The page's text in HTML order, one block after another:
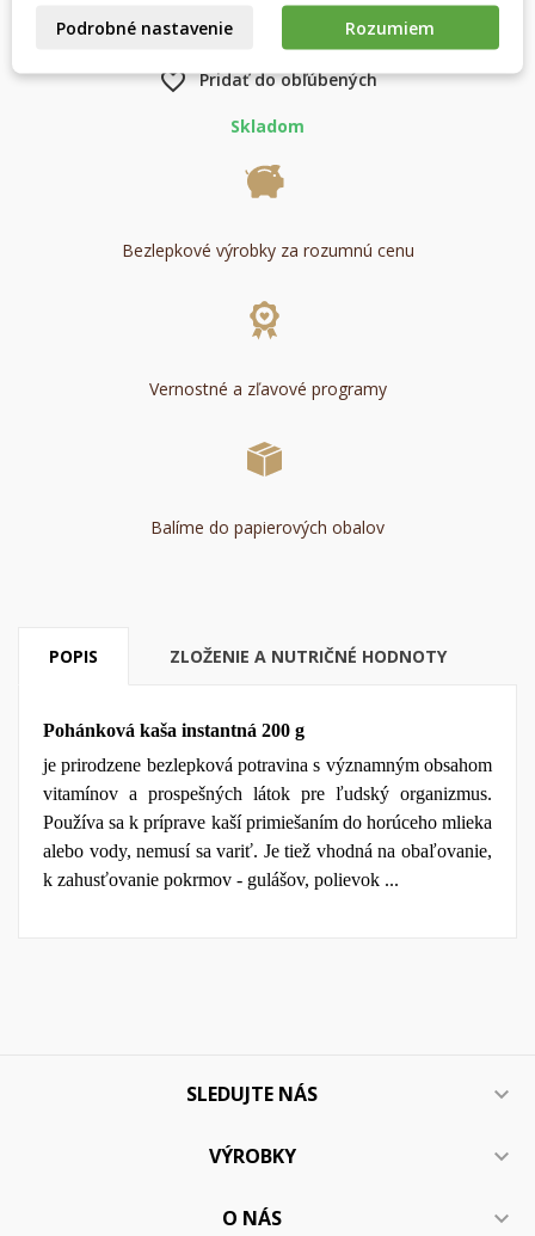
VLOŽIŤ DO KOŠÍKA
favorite_border Pridať do obľúbených
Skladom
Bezlepkové výrobky za rozumnú cenu
Vernostné a zľavové programy
Balíme do papierových obalov
POPIS ZLOŽENIE A NUTRIČNÉ HODNOTY
Pohánková kaša instantná 200 g
je prirodzene bezlepková potravina s významným obsahom
vitamínov a prospešných látok pre ľudský organizmus.
Používa sa k príprave kaší primiešaním do horúceho mlieka
alebo vody, nemusí sa variť. Je tiež vhodná na obaľovanie,
k zahusťovanie pokrmov - gulášov, polievok ...
SLEDUJTE NÁS 
VÝROBKY 
O NÁS 
Vytvoriť zoznam želaní
Prihlásiť sa
Podrobné nastavenie Rozumiem